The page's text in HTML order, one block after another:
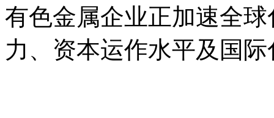
有色金属企业正加速全
力、资本运作水平及国